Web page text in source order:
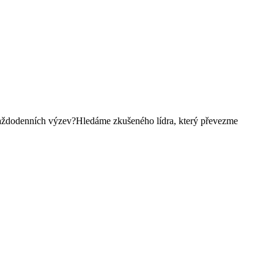
výzev?Hledáme zkušeného lídra, který převezme